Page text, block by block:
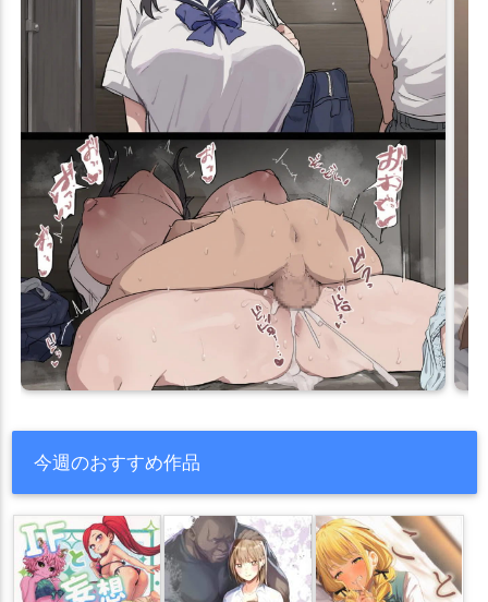
今週のおすすめ作品